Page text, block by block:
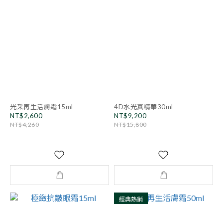
光采再生活膚霜15ml
NT$2,600
NT$4,260
4D水光真精華30ml
NT$9,200
NT$15,800
經典熱銷